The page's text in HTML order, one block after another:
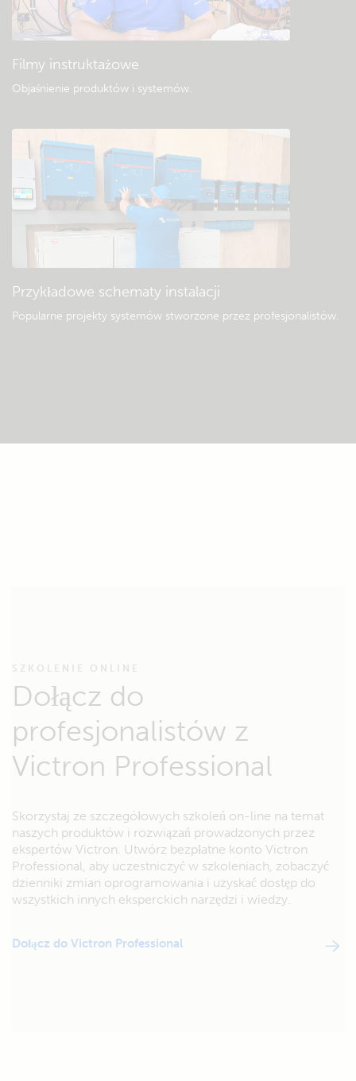
Filmy instruktażowe
Objaśnienie produktów i systemów.
Przykładowe schematy instalacji
Popularne projekty systemów stworzone przez profesjonalistów.
SZKOLENIE ONLINE
Dołącz do
profesjonalistów z
Victron Professional
Skorzystaj ze szczegółowych szkoleń on-line na temat
naszych produktów i rozwiązań prowadzonych przez
ekspertów Victron. Utwórz bezpłatne konto Victron
Professional, aby uczestniczyć w szkoleniach, zobaczyć
dzienniki zmian oprogramowania i uzyskać dostęp do
wszystkich innych eksperckich narzędzi i wiedzy.
Dołącz do Victron Professional